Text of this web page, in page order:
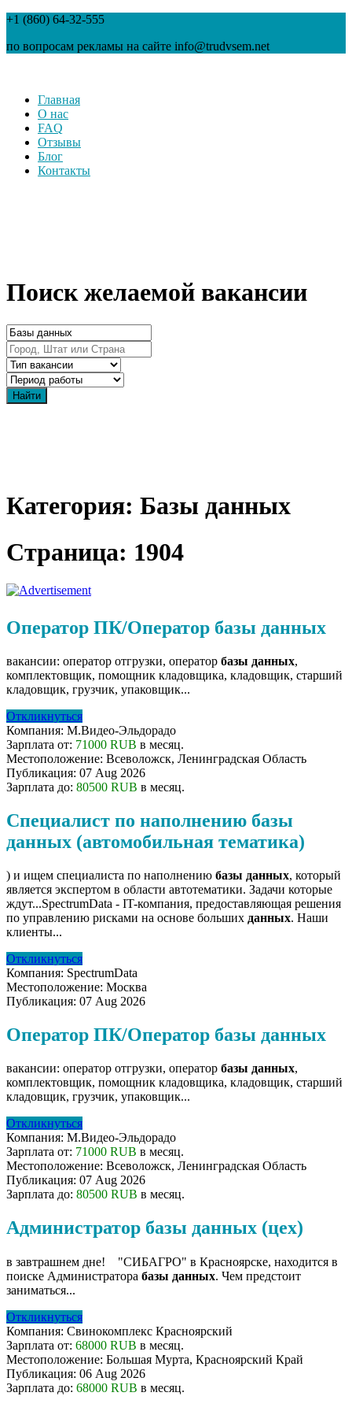
+1 (860) 64-32-555
по вопросам рекламы на сайте info@trudvsem.net
Главная
О нас
FAQ
Отзывы
Блог
Контакты
Поиск желаемой вакансии
Категория: Базы данных
Страница: 1904
Оператор ПК/Оператор базы данных
вакансии: оператор отгрузки, оператор базы данных,
комплектовщик, помощник кладовщика, кладовщик, старший
кладовщик, грузчик, упаковщик...
Откликнуться
Компания: М.Видео-Эльдорадо
Зарплата от: 71000 RUB в месяц.
Местоположение: Всеволожск, Ленинградская Область
Публикация: 07 Aug 2026
Зарплата до: 80500 RUB в месяц.
Специалист по наполнению базы
данных (автомобильная тематика)
) и ищем специалиста по наполнению базы данных, который
является экспертом в области автотематики. Задачи которые
ждут...SpectrumData - IT-компания, предоставляющая решения
по управлению рисками на основе больших данных. Наши
клиенты...
Откликнуться
Компания: SpectrumData
Местоположение: Москва
Публикация: 07 Aug 2026
Оператор ПК/Оператор базы данных
вакансии: оператор отгрузки, оператор базы данных,
комплектовщик, помощник кладовщика, кладовщик, старший
кладовщик, грузчик, упаковщик...
Откликнуться
Компания: М.Видео-Эльдорадо
Зарплата от: 71000 RUB в месяц.
Местоположение: Всеволожск, Ленинградская Область
Публикация: 07 Aug 2026
Зарплата до: 80500 RUB в месяц.
Администратор базы данных (цех)
в завтрашнем дне! ⠀"СИБАГРО" в Красноярске, находится в
поиске Администратора базы данных. Чем предстоит
заниматься...
Откликнуться
Компания: Свинокомплекс Красноярский
Зарплата от: 68000 RUB в месяц.
Местоположение: Большая Мурта, Красноярский Край
Публикация: 06 Aug 2026
Зарплата до: 68000 RUB в месяц.